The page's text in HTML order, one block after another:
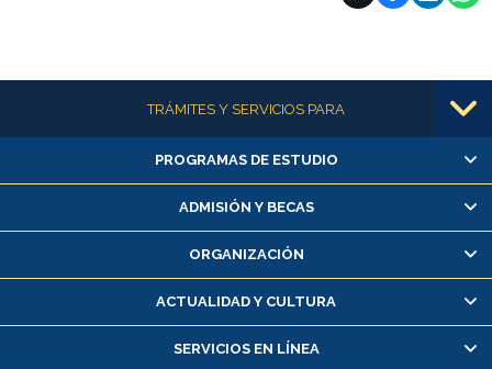
Más informaciónTRÁMITES Y SERVICIOS PARA
Alumnas/os y exalumnas/os
Matrícula en línea
Inscripción y cambio de asignaturas
Consulta y certificado de notas
Servicio médico y dental
Pago de arancel y crédito alumnos
PROGRAMAS DE ESTUDIO
ADMISIÓN Y BECAS
ORGANIZACIÓN
ACTUALIDAD Y CULTURA
SERVICIOS EN LÍNEA